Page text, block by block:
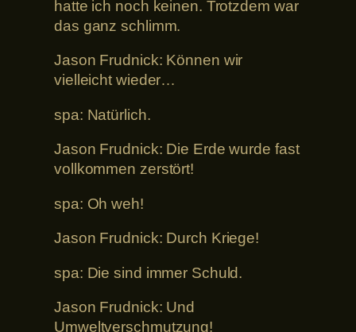
hatte ich noch keinen. Trotzdem war
das ganz schlimm.
Jason Frudnick: Können wir
vielleicht wieder…
spa: Natürlich.
Jason Frudnick: Die Erde wurde fast
vollkommen zerstört!
spa: Oh weh!
Jason Frudnick: Durch Kriege!
spa: Die sind immer Schuld.
Jason Frudnick: Und
Umweltverschmutzung!